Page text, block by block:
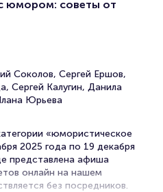
юмором: советы от
Соколов, Сергей Ершов,
Сергей Калугин, Данила
Юрьева
«юмористическое
2025 года по 19 декабря
представлена афиша
онлайн на нашем
без посредников.